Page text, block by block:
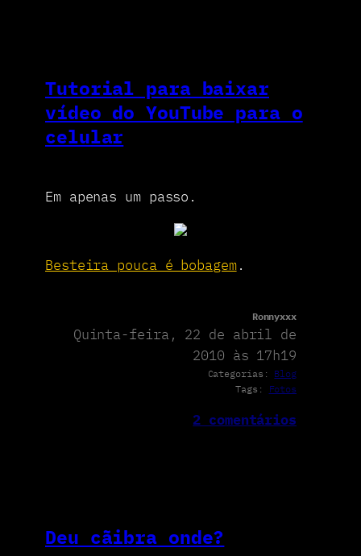
Tutorial para baixar
vídeo do YouTube para o
celular
Em apenas um passo.
Besteira pouca é bobagem.
Ronnyxxx
Quinta-feira, 22 de abril de
2010 às 17h19
Categorias: Blog
Tags: Fotos
2 comentários
Deu cãibra onde?